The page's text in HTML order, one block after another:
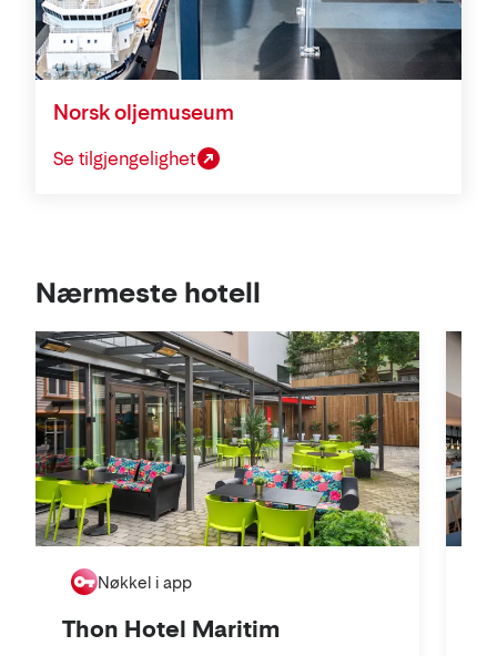
Norsk oljemuseum
Se tilgjengelighet
Se
kart
Nærmeste hotell
Thon Hotel Maritim
Nøkkel i app